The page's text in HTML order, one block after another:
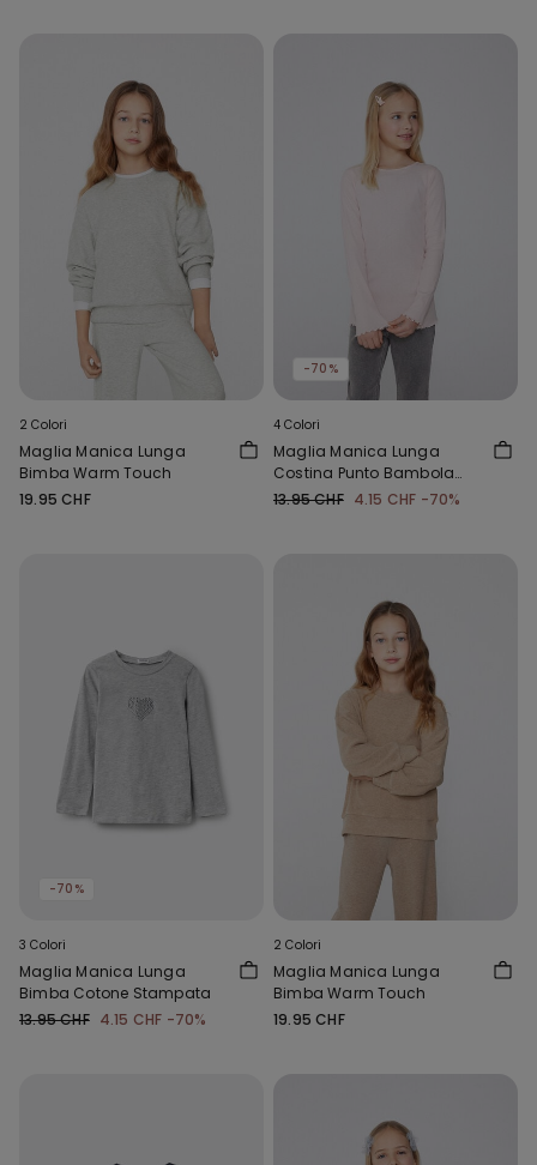
2 Colori
Maglia Manica Lunga
Bimba Warm Touch
19.95 CHF
-70%
4 Colori
Maglia Manica Lunga
Costina Punto Bambola
Girocollo Bimba
13.95 CHF 4.15 CHF -70%
-70%
3 Colori
Maglia Manica Lunga
Bimba Cotone Stampata
13.95 CHF 4.15 CHF -70%
2 Colori
Maglia Manica Lunga
Bimba Warm Touch
19.95 CHF